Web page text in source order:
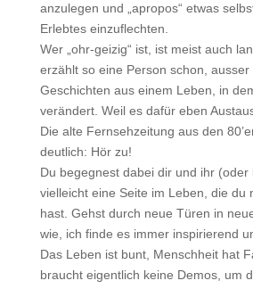
anzulegen und „apropos“ etwas
Erlebtes einzuflechten.
Wer „ohr-geizig“ ist, ist meist auch
erzählt so eine Person schon, ausser
Geschichten aus einem Leben, in
verändert. Weil es dafür eben
Die alte Fernsehzeitung aus den
deutlich: Hör zu!
Du begegnest dabei dir und ihr (oder
vielleicht eine Seite im Leben, die du
hast. Gehst durch neue Türen in
wie, ich finde es immer inspirierend
Das Leben ist bunt, Menschheit hat
braucht eigentlich keine Demos, um